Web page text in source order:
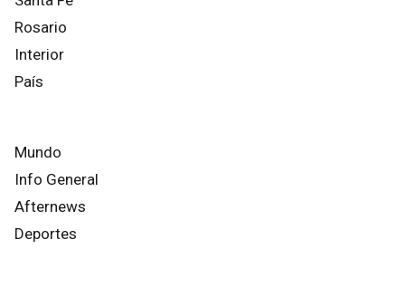
Rosario
Interior
País
Mundo
Info General
Afternews
Deportes